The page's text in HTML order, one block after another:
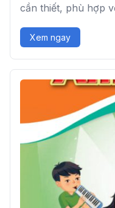
cần thiết, phù hợp
Xem ngay